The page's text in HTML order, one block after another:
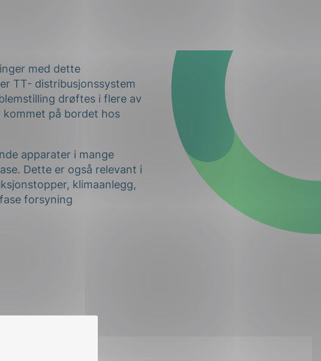
med dette
TT- distribusjonssystem
drøftes i flere av
kommet på bordet hos
apparater i mange
Dette er også relevant i
klimaanlegg,
forsyning